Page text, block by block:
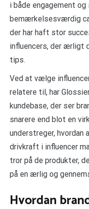
i både engagement og
bemærkelsesværdig
der har haft stor
influencers, der ærligt
tips.
Ved at vælge
relatere til, har
kundebase, der ser
snarere end blot en
understreger,
drivkraft i influencer
tror på de produkter,
på en ærlig og
Hvordan